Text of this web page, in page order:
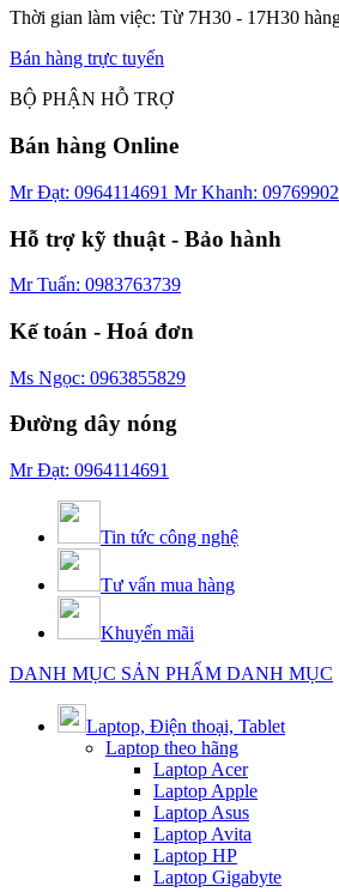
Thời gian làm việc: Từ 7H30 - 17H30
Bán hàng trực tuyến
BỘ PHẬN HỖ TRỢ
Bán hàng Online
Mr Đạt: 0964114691 Mr Khanh:
Hỗ trợ kỹ thuật - Bảo hành
Mr Tuấn: 0983763739
Kế toán - Hoá đơn
Ms Ngọc: 0963855829
Đường dây nóng
Mr Đạt: 0964114691
Tin tức công nghệ
Tư vấn mua hàng
Khuyến mãi
DANH MỤC SẢN PHẨM DANH MỤC
Laptop, Điện thoại, Tablet
Laptop theo hãng
Laptop Acer
Laptop Apple
Laptop Asus
Laptop Avita
Laptop HP
Laptop Gigabyte